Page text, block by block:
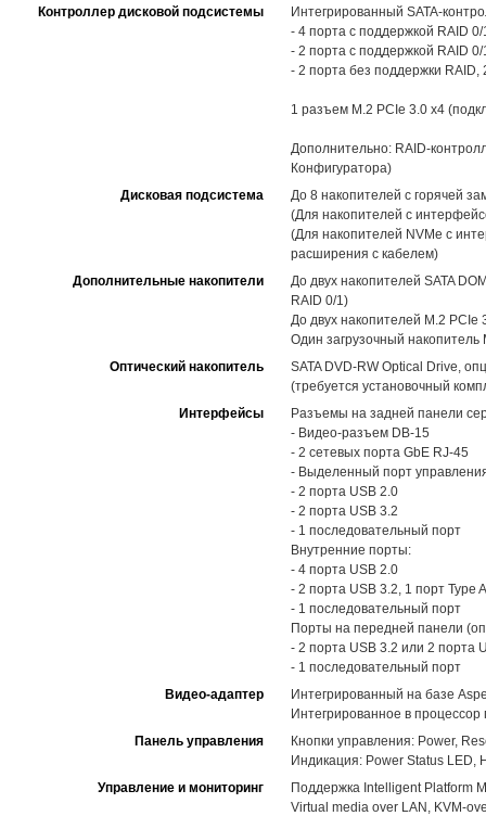
Контроллер дисковой подсистемы
Интегрированный SATA-
- 4 порта с поддержкой RAID
- 2 порта с поддержкой RAID
- 2 порта без поддержки RAID,
1 разъем M.2 PCIe 3.0 x4
Дополнительно: RAID-
Конфигуратора)
Дисковая подсистема
До 8 накопителей с горячей
(Для накопителей с
(Для накопителей NVMe с
расширения с кабелем)
Дополнительные накопители
До двух накопителей SATA
RAID 0/1)
До двух накопителей M.2
Один загрузочный накопитель
Оптический накопитель
SATA DVD-RW Optical Drive,
(требуется установочный
Интерфейсы
Разъемы на задней панели
- Видео-разъем DB-15
- 2 сетевых порта GbE RJ-45
- Выделенный порт
- 2 порта USB 2.0
- 2 порта USB 3.2
- 1 последовательный порт
Внутренние порты:
- 4 порта USB 2.0
- 2 порта USB 3.2, 1 порт Type A
- 1 последовательный порт
Порты на передней панели
- 2 порта USB 3.2 или 2 порта
- 1 последовательный порт
Видео-адаптер
Интегрированный на базе
Интегрированное в
Панель управления
Кнопки управления: Power,
Индикация: Power Status LED,
Управление и мониторинг
Поддержка Intelligent Platform
Virtual media over LAN, KVM-